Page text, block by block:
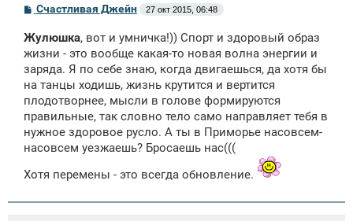
С
б
щ
н
и
Счастливая Джейн 27 окт 2015, 06:48
Жулюшка, вот и умничка!)) Спорт и здоровый образ
жизни - это вообще какая-то новая волна энергии и
заряда. Я по себе знаю, когда двигаешься, да хотя бы
на танцы ходишь, жизнь крутится и вертится
плодотворнее, мысли в голове формируются
правильные, так словно тело само направляет тебя в
нужное здоровое русло. А ты в Приморье насовсем-
насовсем уезжаешь? Бросаешь нас(((
Хотя перемены - это всегда обновление.